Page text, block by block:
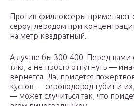
Против филлоксеры применяют
сероуглеродом при
на метр квадратный.
А лучше бы 300-400. Перед вами
тлю, а не просто отпугнуть —
вернется. Да, придется
кустов — сероводород губит и
— может случиться так, что